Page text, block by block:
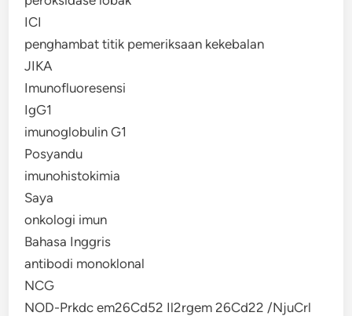
ICI
penghambat titik pemeriksaan kekebalan
JIKA
Imunofluoresensi
IgG1
imunoglobulin G1
Posyandu
imunohistokimia
Saya
onkologi imun
Bahasa Inggris
antibodi monoklonal
NCG
NOD-Prkdc em26Cd52 Il2rgem 26Cd22 /NjuCrl